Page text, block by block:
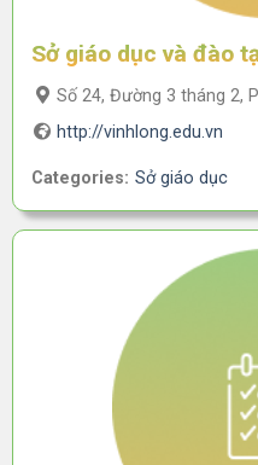
Sở giáo dục và đào
Số 24, Đường 3 tháng 2,
http://vinhlong.edu.vn
Categories: Sở giáo dục